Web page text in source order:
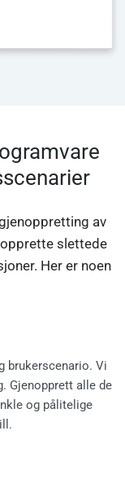
av
slettede
Her er noen
brukerscenario. Vi
Gjenopprett alle de
og pålitelige